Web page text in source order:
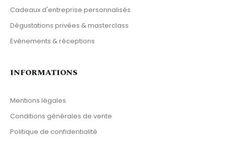
Cadeaux d'entreprise personnalisés
Dégustations privées & masterclass
Evènements & réceptions
INFORMATIONS
Mentions légales
Conditions générales de vente
Politique de confidentialité